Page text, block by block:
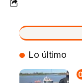
VIVO
Lo último